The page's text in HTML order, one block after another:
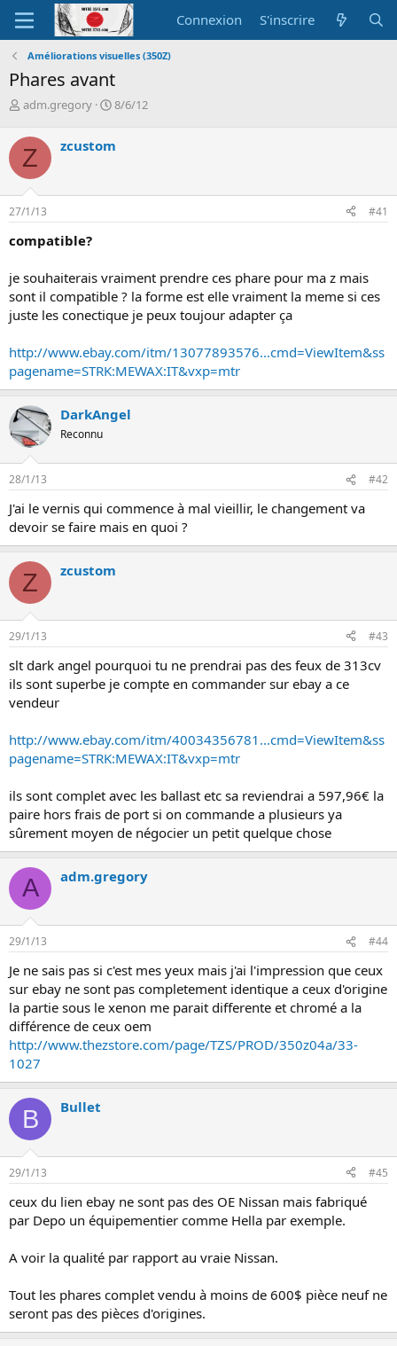
Connexion S'inscrire
Améliorations visuelles (350Z)
Phares avant
A
t
e
u
r
d
e
a
i
s
c
s
i
o
n
adm.gregory
D
e
d
8/6/12
Z zcustom
27/1/13 #41
compatible?
je souhaiterais vraiment prendre ces phare pour ma z mais
sont il compatible ? la forme est elle vraiment la meme si ces
juste les conectique je peux toujour adapter ça
http://www.ebay.com/itm/13077893576...cmd=ViewItem&ss
pagename=STRK:MEWAX:IT&vxp=mtr
DarkAngel
Reconnu
28/1/13 #42
J'ai le vernis qui commence à mal vieillir, le changement va
devoir se faire mais en quoi ?
Z zcustom
29/1/13 #43
slt dark angel pourquoi tu ne prendrai pas des feux de 313cv
ils sont superbe je compte en commander sur ebay a ce
vendeur
http://www.ebay.com/itm/40034356781...cmd=ViewItem&ss
pagename=STRK:MEWAX:IT&vxp=mtr
ils sont complet avec les ballast etc sa reviendrai a 597,96€ la
paire hors frais de port si on commande a plusieurs ya
sûrement moyen de négocier un petit quelque chose
A adm.gregory
29/1/13 #44
Je ne sais pas si c'est mes yeux mais j'ai l'impression que ceux
sur ebay ne sont pas completement identique a ceux d'origine
la partie sous le xenon me parait differente et chromé a la
différence de ceux oem
http://www.thezstore.com/page/TZS/PROD/350z04a/33-
1027
B Bullet
29/1/13 #45
ceux du lien ebay ne sont pas des OE Nissan mais fabriqué
par Depo un équipementier comme Hella par exemple.
A voir la qualité par rapport au vraie Nissan.
Tout les phares complet vendu à moins de 600$ pièce neuf ne
seront pas des pièces d'origines.